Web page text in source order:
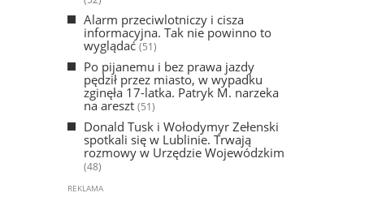
Alarm przeciwlotniczy i cisza
informacyjna. Tak nie powinno to
wyglądać(51)
Po pijanemu i bez prawa jazdy
pędził przez miasto, w wypadku
zginęła 17-latka. Patryk M. narzeka
na areszt (51)
Donald Tusk i Wołodymyr Zełenski
spotkali się w Lublinie. Trwają
rozmowy w Urzędzie Wojewódzkim
(48)